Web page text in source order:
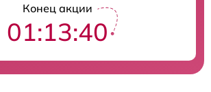
Конец акции
01:13:39